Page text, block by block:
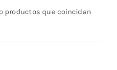
productos que coincidan